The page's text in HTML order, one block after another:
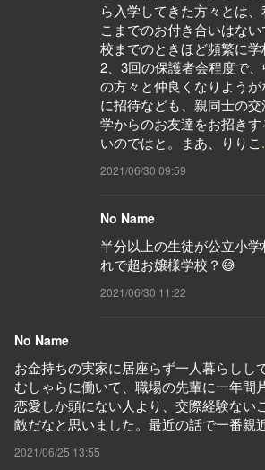
ら入学してきた方々とは
こまでのお付き合いはな
校までのときほど頻繁に
2、3回の保護者会程度で
の方々と仲良くなりよう
に招待なども、親同士の
学からのお友達をお招き
いのではと。まあ、りりこ
2021/06/30 09:59
No Name
半分以上の生徒が公立小
れで超お嬢様学校？😅
2021/06/30 11:22
No Name
お金持ちの実家に居座らず一人暮らしし
むしゃらに働いて、職場の先輩に一年間
恋愛しか頭にない人より、交際経験ない
敵だなと思いました。最近の話で一番親近
2021/06/25 13:55